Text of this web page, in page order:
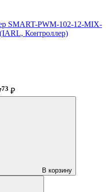
SMART-PWM-102-12-MIX-
Контроллер)
73 ₽
В корзину